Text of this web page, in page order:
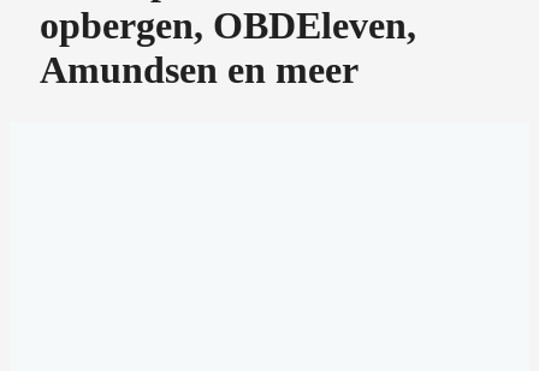
opbergen, OBDEleven,
Amundsen en meer